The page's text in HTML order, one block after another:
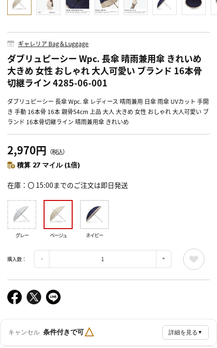
ギャレリア Bag＆Luggage
ダブリュピーシー Wpc. 長傘 晴雨兼用傘 きれいめ
大きめ 女性 おしゃれ 大人可愛い ブランド 16本骨
切継ライン 4285-06-001
ダブリュピーシー 長傘 Wpc. 傘 レディース 晴雨兼用 日傘 雨傘 UVカット 手開
き 手動 16本骨 16本 親骨54cm 上品 大人 大きめ 女性 おしゃれ 大人可愛い ブ
ランド 16本骨切継ライン 晴雨兼用傘 きれいめ
2,970円 （税込）
積算 27 マイル (1倍)
在庫 〇 15:00までのご注文は即日発送
グレー ベージュ ネイビー
購入数：
キャンセル 条件付きで可△ 詳細を見る ▼